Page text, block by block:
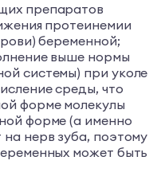
препаратов
протеинемии
беременной;
выше нормы
системы) при уколе
среды, что
форме молекулы
форме (а именно
нерв зуба, поэтому
может быть